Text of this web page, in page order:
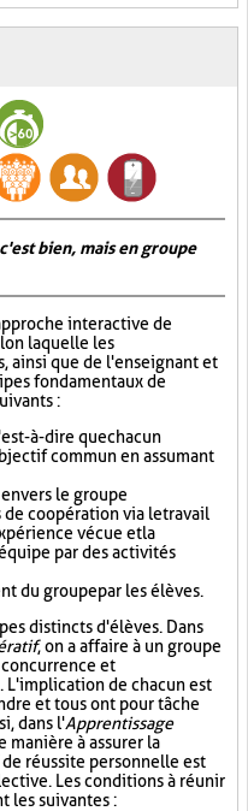
bien, mais en groupe
interactive de
laquelle les
ainsi que de l'enseignant et
fondamentaux de
:
à-dire que chacun
commun en assumant
le groupe
coopération via le travail
vécue et la
par des activités
du groupe par les élèves.
distincts d'élèves. Dans
, on a affaire à un groupe
et
L'implication de chacun est
et tous ont pour tâche
dans l'Apprentissage
manière à assurer la
réussite personnelle est
Les conditions à réunir
les suivantes :